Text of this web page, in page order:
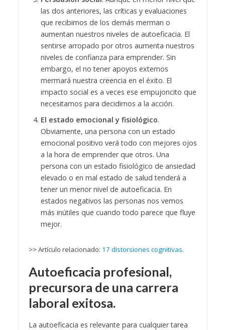
las dos anteriores, las críticas y evaluaciones
que recibimos de los demás merman o
aumentan nuestros niveles de autoeficacia. El
sentirse arropado por otros aumenta nuestros
niveles de confianza para emprender. Sin
embargo, el no tener apoyos externos
mermará nuestra creencia en el éxito. El
impacto social es a veces ese empujoncito que
necesitamos para decidirnos a la acción.
El estado emocional y fisiológico.
Obviamente, una persona con un estado
emocional positivo verá todo con mejores ojos
a la hora de emprender que otros. Una
persona con un estado fisiológico de ansiedad
elevado o en mal estado de salud tenderá a
tener un menor nivel de autoeficacia. En
estados negativos las personas nos vemos
más inútiles que cuando todo parece que fluye
mejor.
>> Artículo relacionado: 17 distorsiones cognitivas.
Autoeficacia profesional,
precursora de una carrera
laboral exitosa.
La autoeficacia es relevante para cualquier tarea